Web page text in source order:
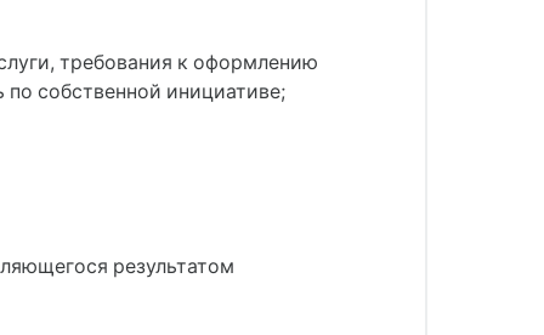
требования к оформлению
по собственной инициативе;
результатом